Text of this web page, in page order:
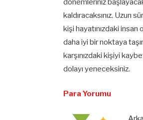
dönemleriniz
kaldıracaksınız. Uzun
kişi hayatınızdaki
daha iyi bir noktaya
karşınızdaki kişiyi
dolayı yeneceksiniz.
Para Yorumu